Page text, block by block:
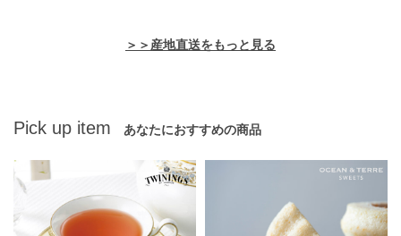
＞＞産地直送をもっと見る
Pick up item あなたにおすすめの商品